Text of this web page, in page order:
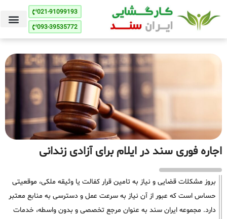
021-91099193
093-39535772
اجاره فوری سند در ایلام برای آزادی زندانی
بروز مشکلات قضایی و نیاز به تامین قرار کفالت یا وثیقه ملکی، موقعیتی
حساس است که عبور از آن نیاز به سرعت عمل و دسترسی به منابع معتبر
دارد. مجموعه ایران سند به عنوان مرجع تخصصی و بدون واسطه، خدمات